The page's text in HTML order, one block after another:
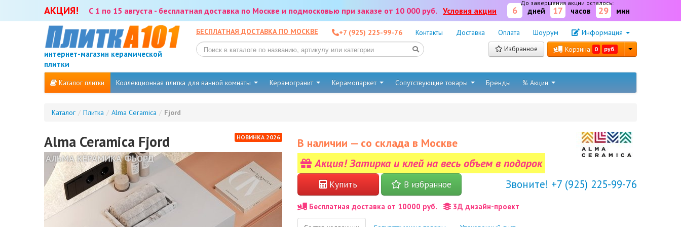
АКЦИЯ! С 1 по 15 августа - бесплатная доставка по Москве и подмосковью при заказе от 10 000 руб. Условия акции
До завершения акции осталось:
6 дней 17 часов 29 мин
интернет-магазин керамической
плитки
БЕСПЛАТНАЯ ДОСТАВКА ПО МОСКВЕ +7 (925) 225-99-76 Контакты Доставка Оплата Шоурум Информация
Избранное Корзина 0 руб.
Каталог плитки Коллекционная плитка для ванной комнаты Керамогранит Керамопаркет Сопутствующие товары Бренды % Акции
Каталог / Плитка / Alma Ceramica / Fjord
НОВИНКА 2026
Alma Ceramica Fjord
АЛЬМА КЕРАМИКА ФЬОРД
В наличии — со склада в Москве
Акция! Затирка и клей на весь объем в подарок
Купить В избранное Звоните! +7 (925) 225-99-76
Бесплатная доставка от 10000 руб. 3Д дизайн-проект